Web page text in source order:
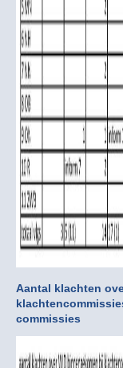
Aantal klachten
commissies